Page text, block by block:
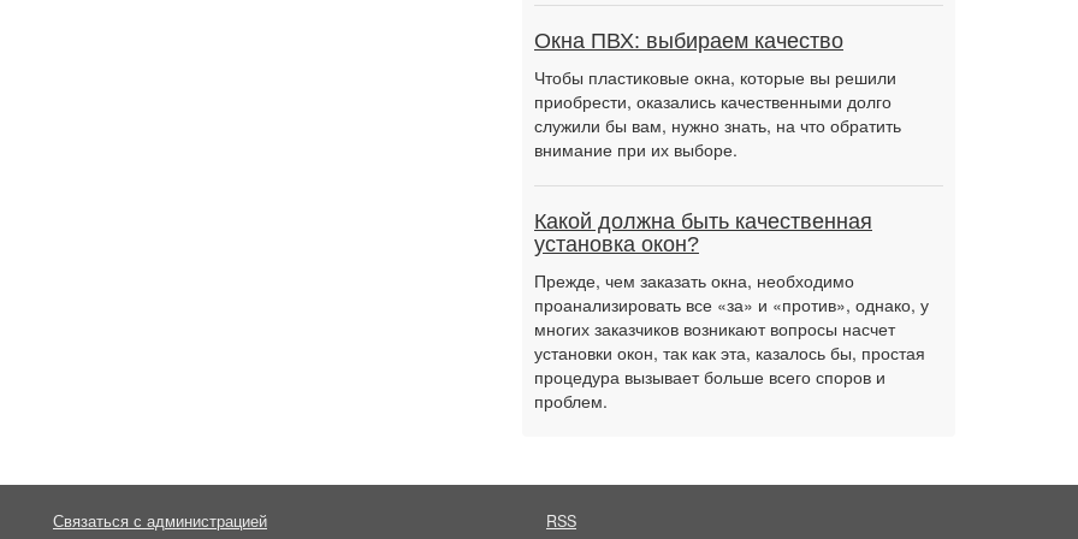
Окна ПВХ: выбираем качество
Чтобы пластиковые окна, которые вы решили
приобрести, оказались качественными долго
служили бы вам, нужно знать, на что обратить
внимание при их выборе.
Какой должна быть качественная
установка окон?
Прежде, чем заказать окна, необходимо
проанализировать все «за» и «против», однако, у
многих заказчиков возникают вопросы насчет
установки окон, так как эта, казалось бы, простая
процедура вызывает больше всего споров и
проблем.
Связаться с администрацией
RSS